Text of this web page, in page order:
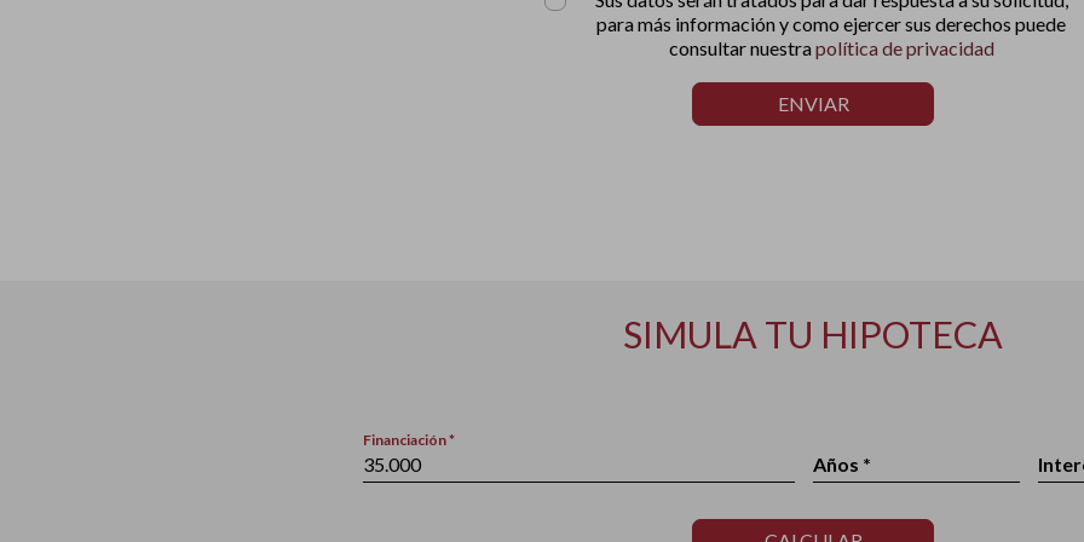
para más información y como ejercer sus derechos puede
consultar nuestrapolítica de privacidad
ENVIAR
SIMULA TU HIPOTECA
Financiación *
Años *